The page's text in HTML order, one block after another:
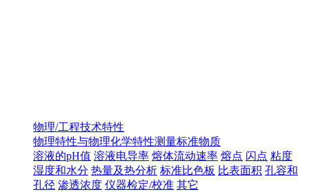
物理/工程技术特性
物理特性与物理化学特性测量标准物质
溶液的pH值 溶液电导率 熔体流动速率 熔点 闪点 粘度
湿度和水分 热量及热分析 标准比色板 比表面积 孔容和
孔径 渗透浓度 仪器检定/校准 其它